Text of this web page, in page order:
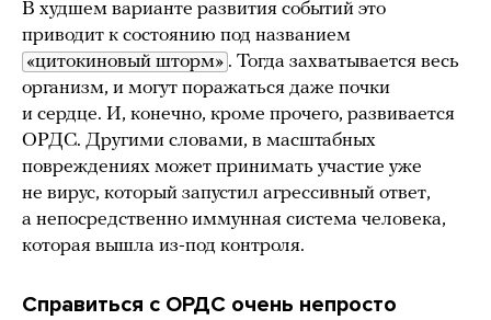
В худшем варианте развития событий это
приводит к состоянию под названием
«цитокиновый шторм» . Тогда захватывается весь
организм, и могут поражаться даже почки
и сердце. И, конечно, кроме прочего, развивается
ОРДС. Другими словами, в масштабных
повреждениях может принимать участие уже
не вирус, который запустил агрессивный ответ,
а непосредственно иммунная система человека,
которая вышла из-под контроля.
Справиться с ОРДС очень непросто